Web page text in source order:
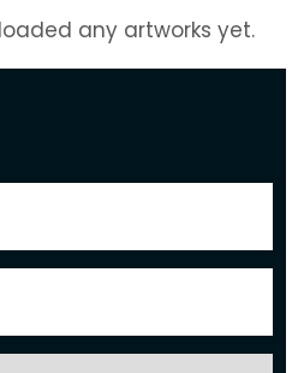
any artworks yet.